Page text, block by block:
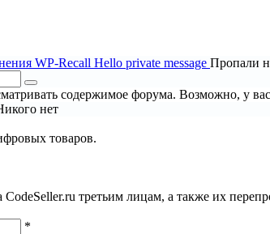
WP-Recall Hello private message Пропали
содержимое форума. Возможно, у
нет
товаров.
CodeSeller.ru третьим лицам, а также их
*